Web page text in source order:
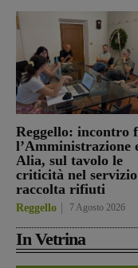
Reggello: incontro
l’Amministrazione
Alia, sul tavolo le
criticità nel
raccolta rifiuti
Reggello 7 Agosto 2026
In Vetrina